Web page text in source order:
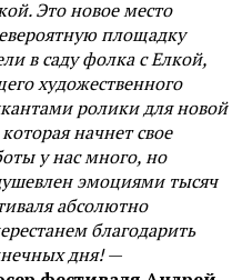
Это новое место
площадку
в саду фолка с Елкой,
художественного
ролики для новой
начнет свое
у нас много, но
эмоциями тысяч
абсолютно
благодарить
дня!—